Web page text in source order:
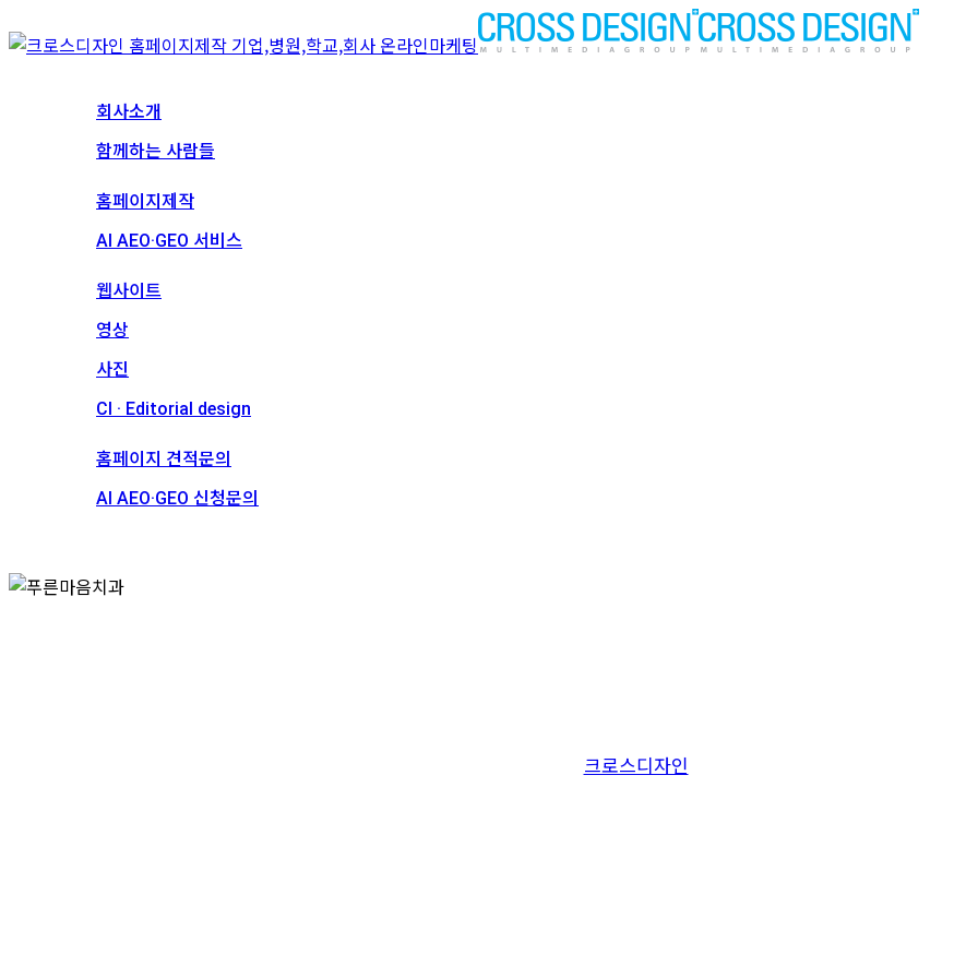
회사소개
함께하는 사람들
홈페이지제작
AI AEO·GEO 서비스
웹사이트
영상
사진
CI · Editorial design
홈페이지 견적문의
AI AEO·GEO 신청문의
크로스디자인